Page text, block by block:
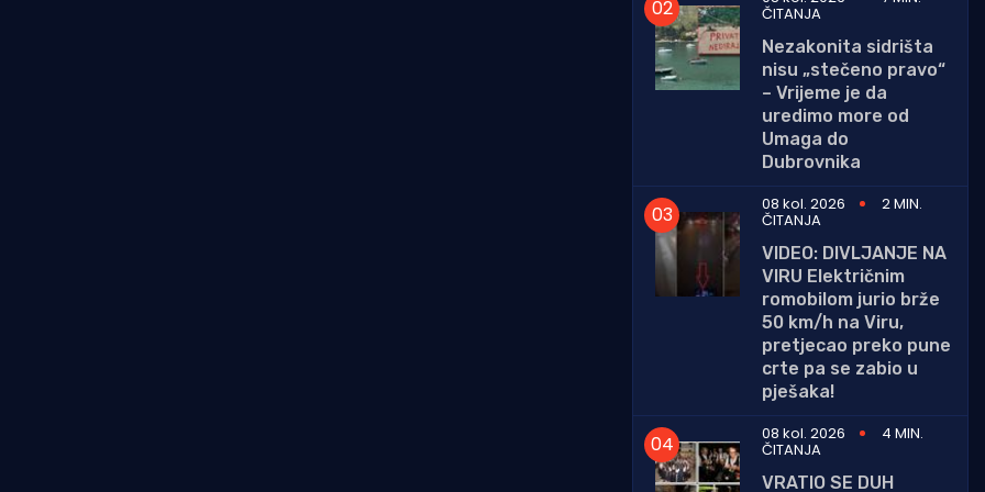
ČITANJA
Nezakonita sidrišta
nisu „stečeno pravo“
– Vrijeme je da
uredimo more od
Umaga do
Dubrovnika
08 kol. 2026
2 MIN.
ČITANJA
VIDEO: DIVLJANJE NA
VIRU Električnim
romobilom jurio brže
50 km/h na Viru,
pretjecao preko pune
crte pa se zabio u
pješaka!
08 kol. 2026
4 MIN.
ČITANJA
VRATIO SE DUH